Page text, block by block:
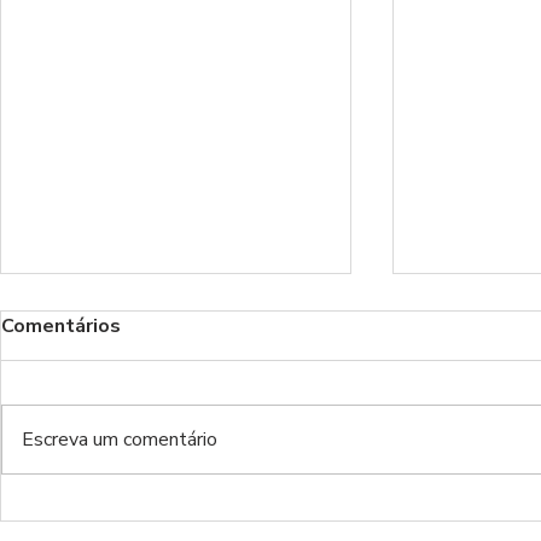
Do inferno da Luz ao inferno
Comentários
Escreva um comentário